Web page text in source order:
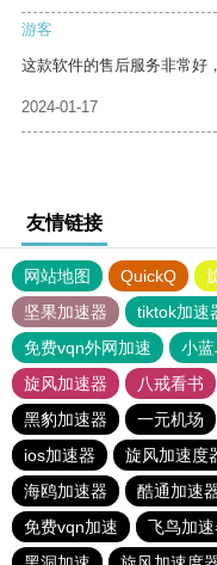
游客
这款软件的售后服务非常好
2024-01-17
友情链接
网站地图 QuickQ
坚果加速器
tiktok加速
免费vqn外网加速
小
旋风加速器
八戒看书
黑豹加速器
一元机场
ios加速器
旋风加速度
海鸥加速器
酷通加速
免费vqn加速
飞鸟加速